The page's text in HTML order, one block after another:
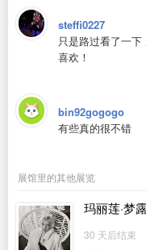
steffi0227
只是路过看了一
喜欢！
bin92gogogo
有些真的很不错
展馆里的其他展览
玛丽莲·梦
30 天后结束